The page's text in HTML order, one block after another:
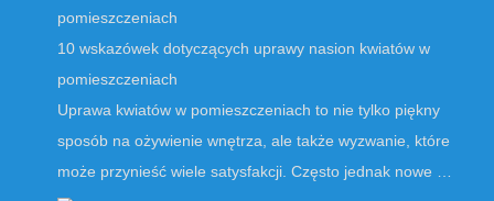
10 wskazówek dotyczących uprawy nasion kwiatów w
pomieszczeniach
Uprawa kwiatów w pomieszczeniach to nie tylko piękny
sposób na ożywienie wnętrza, ale także wyzwanie, które
może przynieść wiele satysfakcji. Często jednak nowe …